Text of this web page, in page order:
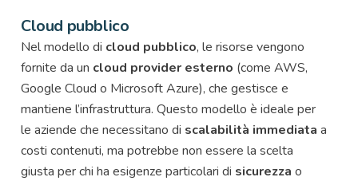
Cloud pubblico
Nel modello di cloud pubblico, le risorse vengono
fornite da un cloud provider esterno (come AWS,
Google Cloud o Microsoft Azure), che gestisce e
mantiene l’infrastruttura. Questo modello è ideale per
le aziende che necessitano di scalabilità immediata a
costi contenuti, ma potrebbe non essere la scelta
giusta per chi ha esigenze particolari di sicurezza o